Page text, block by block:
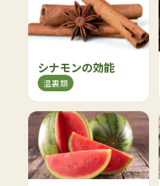
シナモンの効能
温裏類